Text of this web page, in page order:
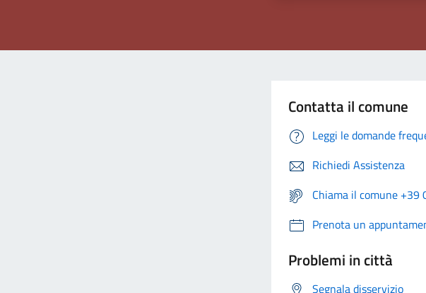
Contatta il comune
Leggi le domande
Richiedi Assistenza
Chiama il comune +39
Prenota un
Problemi in città
Segnala disservizio